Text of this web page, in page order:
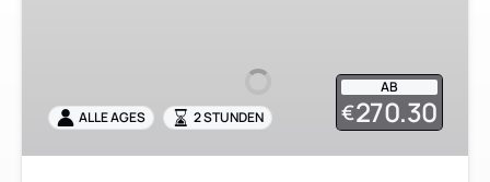
und
Eintritt
AB
€270.30
ALLE AGES 2 STUNDEN